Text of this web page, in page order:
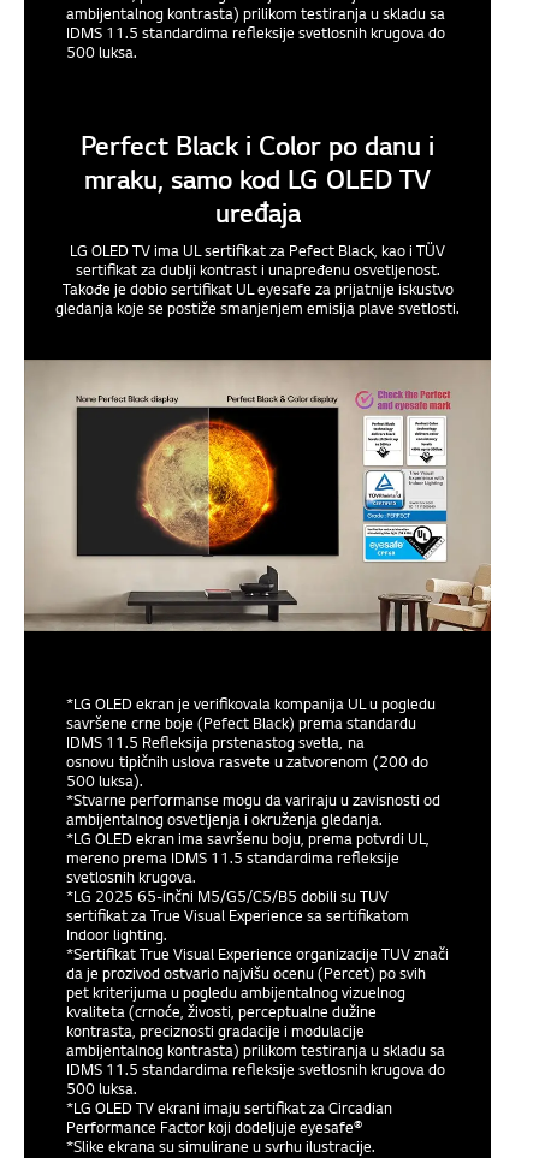
ambijentalnog kontrasta) prilikom testiranja u skladu sa
IDMS 11.5 standardima refleksije svetlosnih krugova do
500 luksa.
Perfect Black i Color po danu i
mraku, samo kod LG OLED TV
uređaja
LG OLED TV ima UL sertifikat za Pefect Black, kao i TÜV
sertifikat za dublji kontrast i unapređenu osvetljenost.
Takođe je dobio sertifikat UL eyesafe za prijatnije iskustvo
gledanja koje se postiže smanjenjem emisija plave svetlosti.
*LG OLED ekran je verifikovala kompanija UL u pogledu
savršene crne boje (Pefect Black) prema standardu
IDMS 11.5 Refleksija prstenastog svetla, na
osnovu tipičnih uslova rasvete u zatvorenom (200 do
500 luksa).
*Stvarne performanse mogu da variraju u zavisnosti od
ambijentalnog osvetljenja i okruženja gledanja.
*LG OLED ekran ima savršenu boju, prema potvrdi UL,
mereno prema IDMS 11.5 standardima refleksije
svetlosnih krugova.
*LG 2025 65-inčni M5/G5/C5/B5 dobili su TUV
sertifikat za True Visual Experience sa sertifikatom
Indoor lighting.
*Sertifikat True Visual Experience organizacije TUV znači
da je prozivod ostvario najvišu ocenu (Percet) po svih
pet kriterijuma u pogledu ambijentalnog vizuelnog
kvaliteta (crnoće, živosti, perceptualne dužine
kontrasta, preciznosti gradacije i modulacije
ambijentalnog kontrasta) prilikom testiranja u skladu sa
IDMS 11.5 standardima refleksije svetlosnih krugova do
500 luksa.
*LG OLED TV ekrani imaju sertifikat za Circadian
Performance Factor koji dodeljuje eyesafe®
*Slike ekrana su simulirane u svrhu ilustracije.